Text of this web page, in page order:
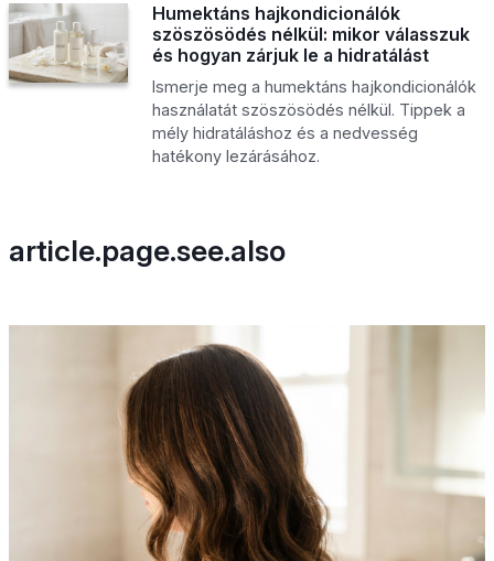
Humektáns hajkondicionálók
szöszösödés nélkül: mikor válasszuk
és hogyan zárjuk le a hidratálást
Ismerje meg a humektáns hajkondicionálók
használatát szöszösödés nélkül. Tippek a
mély hidratáláshoz és a nedvesség
hatékony lezárásához.
article.page.see.also